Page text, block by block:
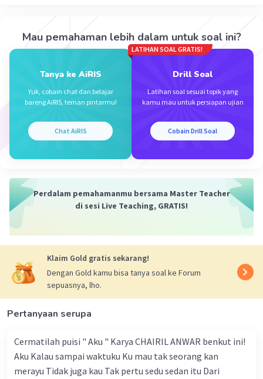
Mau pemahaman lebih dalam untuk soal ini?
Tanya ke AiRIS
Yuk, cobain chat dan belajar
bareng AiRIS, teman pintarmu!
Chat AiRIS
LATIHAN SOAL GRATIS!
Drill Soal
Latihan soal sesuai topik yang
kamu mau untuk persiapan ujian
Cobain Drill Soal
Perdalam pemahamanmu bersama Master Teacher
di sesi Live Teaching, GRATIS!
Klaim Gold gratis sekarang!
Dengan Gold kamu bisa tanya soal ke Forum
sepuasnya, lho.
Pertanyaan serupa
Cermatilah puisi " Aku " Karya CHAIRIL ANWAR benkut ini!
Aku Kalau sampai waktuku Ku mau tak seorang kan
merayu Tidak juga kau Tak pertu sedu sedan itu Dari